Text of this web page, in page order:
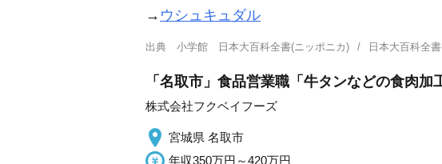
→ ウシュキュダル
出典 小学館 日本大百科全書(ニッポニカ) 日本大百科全
「名取市」食品営業職「牛タンなどの食肉
株式会社フクベイフーズ
宮城県 名取市
年収350万円～420万円